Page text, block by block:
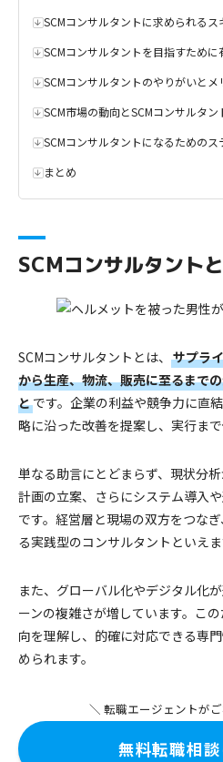
SCMコンサルタントに求められるス
SCMコンサルタントを目指すために
SCMコンサルタントのやりがいとメ
SCM市場の動向とSCMコンサルタン
SCMコンサルタントになるためのス
まとめ
SCMコンサルタント
SCMコンサルタントとは、 サプラ
から生産、物流、販売に至るまで
とです。企業の利益や競争力に直
略に沿った改善を提案し、実行ま
単なる助言にとどまらず、現状分
計画の立案、さらにシステム導入
です。経営層と現場の双方をつな
る実践型のコンサルタントといえま
また、グローバル化やデジタル化
ーンの複雑さが増しています。こ
向を理解し、的確に対応できる専
められます。
＼ 転職エージェントが
無料転職相